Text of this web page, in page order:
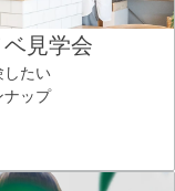
見学会
したい
ナップ